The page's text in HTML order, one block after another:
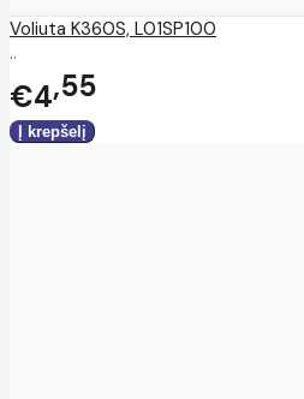
Voliuta K360S, L01SP100
..
€4 55